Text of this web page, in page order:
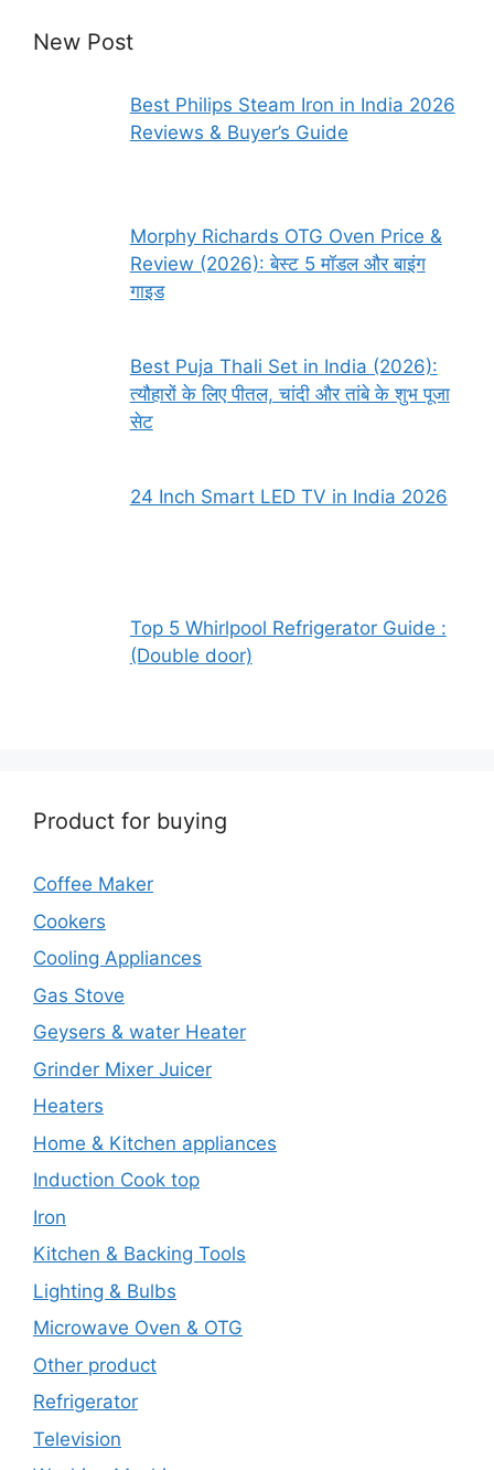
New Post
Best Philips Steam Iron in India 2026
Reviews & Buyer’s Guide
Morphy Richards OTG Oven Price &
Review (2026): बेस्ट 5 मॉडल और बाइंग
गाइड
Best Puja Thali Set in India (2026):
त्यौहारों के लिए पीतल, चांदी और तांबे के शुभ पूजा
सेट
24 Inch Smart LED TV in India 2026
Top 5 Whirlpool Refrigerator Guide :
(Double door)
Product for buying
Coffee Maker
Cookers
Cooling Appliances
Gas Stove
Geysers & water Heater
Grinder Mixer Juicer
Heaters
Home & Kitchen appliances
Induction Cook top
Iron
Kitchen & Backing Tools
Lighting & Bulbs
Microwave Oven & OTG
Other product
Refrigerator
Television